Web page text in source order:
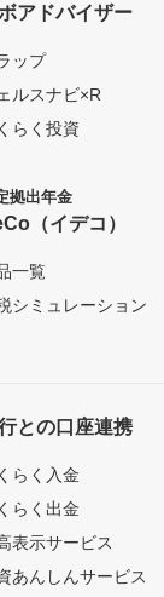
アドバイザー
ップ
ルスナビ×R
らく投資
拠出年金
（イデコ）
一覧
シミュレーション
との口座連携
らく入金
らく出金
表示サービス
あんしんサービス